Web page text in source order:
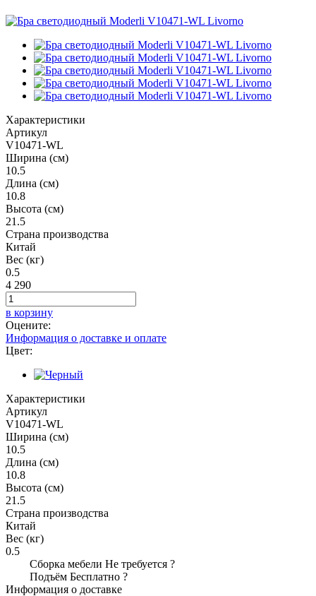
Характеристики
Артикул
V10471-WL
Ширина (см)
10.5
Длина (см)
10.8
Высота (см)
21.5
Страна производства
Китай
Вес (кг)
0.5
4 290
в корзину
Оцените:
Информация о доставке и оплате
Цвет:
Характеристики
Артикул
V10471-WL
Ширина (см)
10.5
Длина (см)
10.8
Высота (см)
21.5
Страна производства
Китай
Вес (кг)
0.5
Сборка мебели Не требуется ?
Подъём Бесплатно ?
Информация о доставке